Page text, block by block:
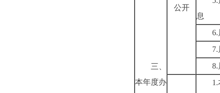
三、
本年度办
公开
息
6.
7.
8.
1.